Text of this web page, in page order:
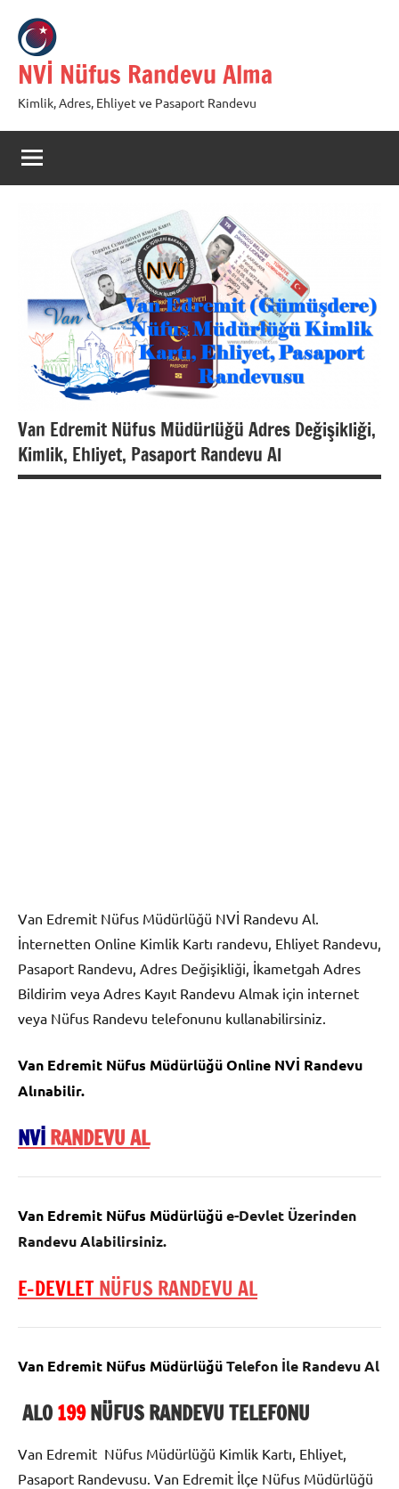
geç
NVİ Nüfus Randevu Alma
Kimlik, Adres, Ehliyet ve Pasaport Randevu
Van Edremit Nüfus Müdürlüğü Adres Değişikliği,
Kimlik, Ehliyet, Pasaport Randevu Al
Van Edremit Nüfus Müdürlüğü NVİ Randevu Al.
İnternetten Online Kimlik Kartı randevu, Ehliyet Randevu,
Pasaport Randevu, Adres Değişikliği, İkametgah Adres
Bildirim veya Adres Kayıt Randevu Almak için internet
veya Nüfus Randevu telefonunu kullanabilirsiniz.
Van Edremit Nüfus Müdürlüğü Online NVİ Randevu
Alınabilir.
NVİRANDEVU AL
Van Edremit Nüfus Müdürlüğüe-Devlet Üzerinden
Randevu Alabilirsiniz.
E-DEVLETNÜFUS RANDEVU AL
Van Edremit Nüfus MüdürlüğüTelefon İle Randevu Al
ALO199NÜFUS RANDEVU TELEFONU
Van Edremit Nüfus Müdürlüğü Kimlik Kartı, Ehliyet,
Pasaport Randevusu. Van Edremit İlçe Nüfus Müdürlüğü